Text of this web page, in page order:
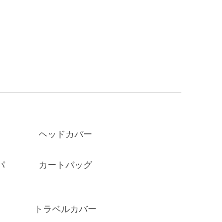
ヘッドカバー
カートバッグ
トラベルカバー